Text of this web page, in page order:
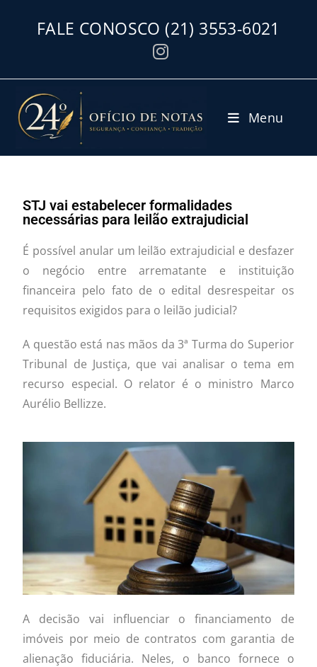
FALE CONOSCO (21) 3553-6021
Menu
STJ vai estabelecer formalidades
necessárias para leilão extrajudicial
É possível anular um leilão extrajudicial e desfazer
o negócio entre arrematante e instituição
financeira pelo fato de o edital desrespeitar os
requisitos exigidos para o leilão judicial?
A questão está nas mãos da 3ª Turma do Superior
Tribunal de Justiça, que vai analisar o tema em
recurso especial. O relator é o ministro Marco
Aurélio Bellizze.
A decisão vai influenciar o financiamento de
imóveis por meio de contratos com garantia de
alienação fiduciária. Neles, o banco fornece o